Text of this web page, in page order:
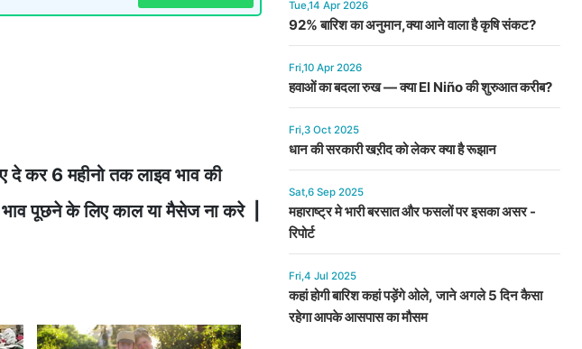
कर 6 महीनो तक लाइव भाव की
पूछने के लिए काल या मैसेज ना करे |
Tue,14 Apr 2026
92% बारिश का अनुमान,क्या आने वाला है कृषि संकट?
Fri,10 Apr 2026
हवाओं का बदला रुख — क्या El Niño की शुरुआत करीब?
Fri,3 Oct 2025
धान की सरकारी खऱीद को लेकर क्या है रूझान
Sat,6 Sep 2025
महाराष्ट्र मे भारी बरसात और फसलों पर इसका असर -
रिपोर्ट
Fri,4 Jul 2025
कहां होगी बारिश कहां पड़ेंगे ओले, जाने अगले 5 दिन कैसा
रहेगा आपके आसपास का मौसम